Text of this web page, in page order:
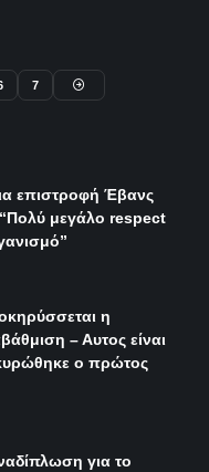
7
επιστροφή Έβανς
μεγάλο respect
η
– Αυτος είναι
ο πρώτος
για το